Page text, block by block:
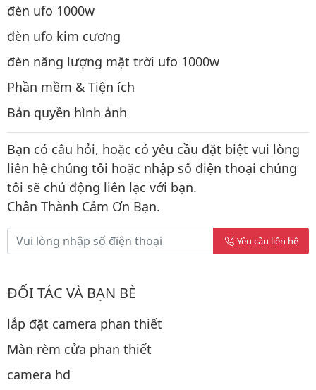
đèn ufo 1000w
đèn ufo kim cương
đèn năng lượng mặt trời ufo 1000w
Phần mềm & Tiện ích
Bản quyền hình ảnh
Bạn có câu hỏi, hoặc có yêu cầu đặt biệt vui lòng
liên hệ chúng tôi hoặc nhập số điện thoại chúng
tôi sẽ chủ động liên lạc với bạn.
Chân Thành Cảm Ơn Bạn.
Yêu cầu liên hệ
ĐỐI TÁC VÀ BẠN BÈ
lắp đặt camera phan thiết
Màn rèm cửa phan thiết
camera hd